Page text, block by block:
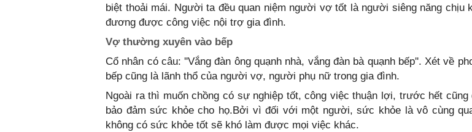
biệt thoải mái. Người ta đều quan niệm người vợ tốt là người siêng năng chịu
đương được công việc nội trợ gia đình.
Vợ thường xuyên vào bếp
Cổ nhân có câu: ''Vắng đàn ông quạnh nhà, vắng đàn bà quạnh bếp''. Xét về
bếp cũng là lãnh thổ của người vợ, người phụ nữ trong gia đình.
Ngoài ra thì muốn chồng có sự nghiệp tốt, công việc thuận lợi, trước hết cũng
bảo đảm sức khỏe cho họ.Bởi vì đối với một người, sức khỏe là vô cùng
không có sức khỏe tốt sẽ khó làm được mọi việc khác.